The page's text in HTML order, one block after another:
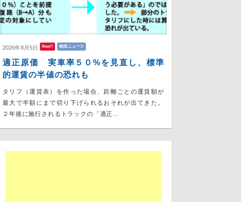
2026年8月5日 New!! 物流ニュース
適正原価 実車率５０%を見直し、標準
的運賃の半値の恐れも
タリフ（運賃表）を作った場合、距離ごとの運賃額が
最大で半額にまで切り下げられるおそれが出てきた。
２年後に施行されるトラックの「適正...